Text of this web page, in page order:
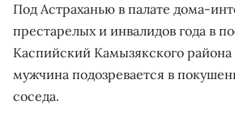
Под Астраханью в палате дома-
престарелых и инвалидов года в
Каспийский Камызякского
мужчина подозревается в
соседа.